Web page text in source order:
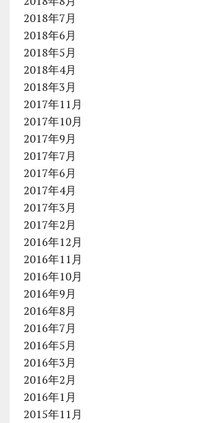
2018年7月
2018年6月
2018年5月
2018年4月
2018年3月
2017年11月
2017年10月
2017年9月
2017年7月
2017年6月
2017年4月
2017年3月
2017年2月
2016年12月
2016年11月
2016年10月
2016年9月
2016年8月
2016年7月
2016年5月
2016年3月
2016年2月
2016年1月
2015年11月